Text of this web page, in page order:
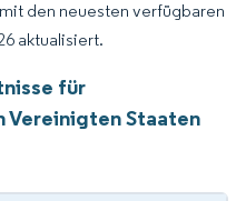
den neuesten verfügbaren
aktualisiert.
für
Vereinigten Staaten